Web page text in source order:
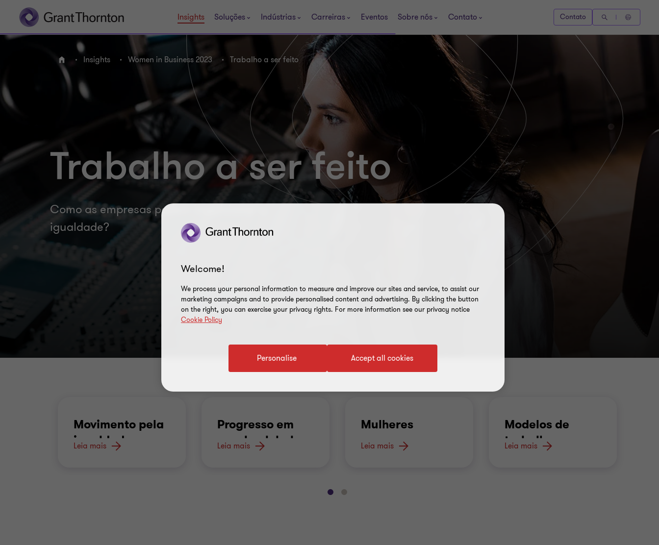
Insights Soluções Indústrias Carreiras Eventos Sobre nós Contato Contato
HOME Insights Women in Business 2023 Trabalho a ser feito
Trabalho a ser feito
Como as empresas podem impulsionar a
igualdade?
Movimento pela
igualdade
Leia mais
Progresso em
escala global
Leia mais
Mulheres
assumem a
liderança
Leia mais
Modelos de
trabalho
Leia mais
Ir
Ir
Welcome!
We process your personal information to measure and improve our sites and service, to assist our
marketing campaigns and to provide personalised content and advertising. By clicking the button
on the right, you can exercise your privacy rights. For more information see our privacy notice
Cookie Policy
Accept all cookies
Personalise